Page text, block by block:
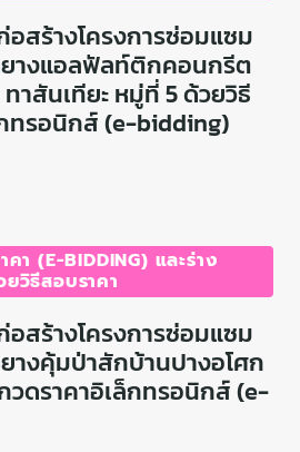
อสร้างโครงการซ่อมแซม
างแอลฟัลท์ติกคอนกรีต
าสันเทียะ หมู่ที่ 5 ด้วยวิธี
ทรอนิกส์ (e-bidding)
คา (E-BIDDING) และร่าง
ยวิธีสอบราคา
อสร้างโครงการซ่อมแซม
างคุ้มป่าสักบ้านปางอโศก
วดราคาอิเล็กทรอนิกส์ (e-